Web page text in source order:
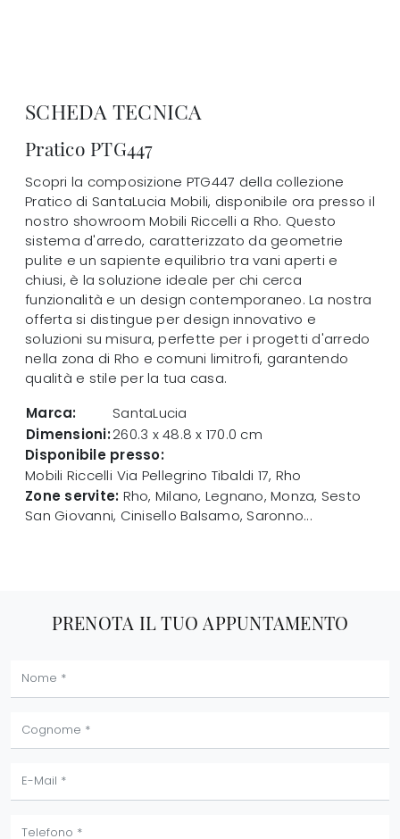
SCHEDA TECNICA
Pratico PTG447
Scopri la composizione PTG447 della collezione
Pratico di SantaLucia Mobili, disponibile ora presso il
nostro showroom Mobili Riccelli a Rho. Questo
sistema d'arredo, caratterizzato da geometrie
pulite e un sapiente equilibrio tra vani aperti e
chiusi, è la soluzione ideale per chi cerca
funzionalità e un design contemporaneo. La nostra
offerta si distingue per design innovativo e
soluzioni su misura, perfette per i progetti d'arredo
nella zona di Rho e comuni limitrofi, garantendo
qualità e stile per la tua casa.
Marca:
SantaLucia
Dimensioni:260.3 x 48.8 x 170.0 cm
Disponibile presso:
Mobili Riccelli Via Pellegrino Tibaldi 17, Rho
Zone servite: Rho, Milano, Legnano, Monza, Sesto
San Giovanni, Cinisello Balsamo, Saronno...
PRENOTA IL TUO APPUNTAMENTO